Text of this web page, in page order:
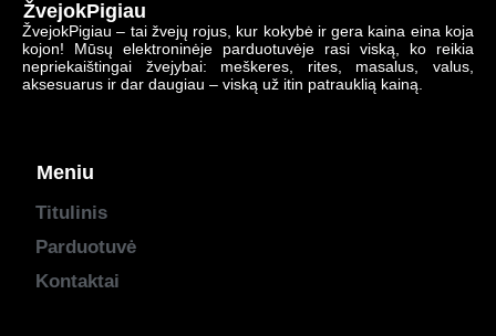
ŽvejokPigiau
ŽvejokPigiau – tai žvejų rojus, kur kokybė ir gera kaina eina koja
kojon! Mūsų elektroninėje parduotuvėje rasi viską, ko reikia
nepriekaištingai žvejybai: meškeres, rites, masalus, valus,
aksesuarus ir dar daugiau – viską už itin patrauklią kainą.
Meniu
Titulinis
Parduotuvė
Kontaktai